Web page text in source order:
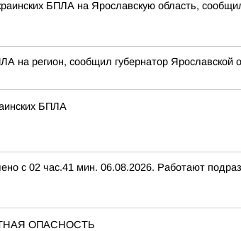
БПЛА на Ярославскую область,
на регион, сообщил губернатор Ярославской
БПЛА
с 02 час.41 мин. 06.08.2026. Работают
ОПАСНОСТЬ